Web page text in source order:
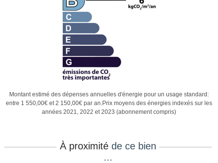
Montant estimé des dépenses annuelles d'énergie pour un usage standard:
entre 1 550,00€ et 2 150,00€ par an.Prix moyens des énergies indexés sur les
années 2021, 2022 et 2023 (abonnement compris)
À proximité de ce bien
...